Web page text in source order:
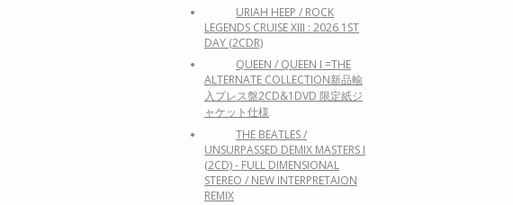
URIAH HEEP / ROCK
LEGENDS CRUISE XIII : 2026 1ST
DAY (2CDR)
QUEEN / QUEEN I =THE
ALTERNATE COLLECTION新品輸
入プレス盤2CD&1DVD 限定紙ジ
ャケット仕様
THE BEATLES /
UNSURPASSED DEMIX MASTERS I
(2CD) - FULL DIMENSIONAL
STEREO / NEW INTERPRETAION
REMIX